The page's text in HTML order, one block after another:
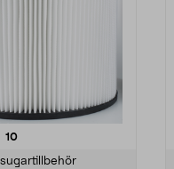
10recensioner
5 stjärnor